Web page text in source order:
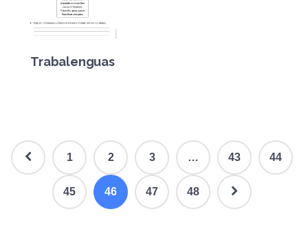
Trabalenguas
1 2 3 … 43 44
45 46 47 48